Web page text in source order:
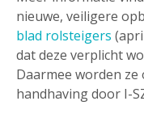
nieuwe, veiligere
blad rolsteigers
dat deze verplicht
Daarmee worden
handhaving door I-